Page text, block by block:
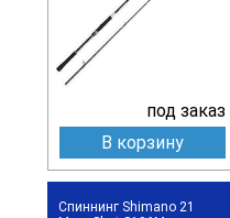
под заказ
В корзину
Спиннинг Shimano 21